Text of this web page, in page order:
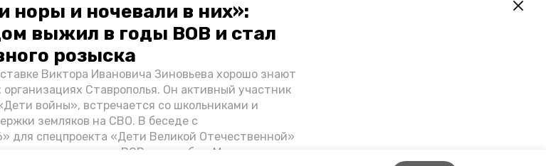
норы и ночевали в них»:
выжил в годы ВОВ и стал
розыска
Виктора Ивановича Зиновьева хорошо знают
Ставрополья. Он активный участник
войны», встречается со школьниками и
земляков на СВО. В беседе с
для спецпроекта «Дети Великой Отечественной»
оккупантов в годы ВОВ, о службе в Москве,